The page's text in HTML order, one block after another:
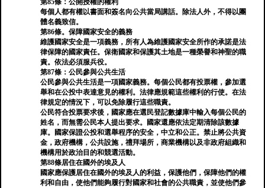
第85條：公開授權的權利
每個人都有權以書面和簽名向公共當局講話。除法人外，不得以團
體名義致信。
第86條。保障國家安全的義務
維護國家安全是一項義務，所有人為維護國家安全所作的承諾是法
律保障的國家責任。保衛國家和保護其土地是一種榮譽和神聖的職
責。依法必須服兵役。
第87條：公民參與公共生活
公民參與公共生活是一項國家義務。每個公民都有投票權，參加選
舉和在公投中表達意見的權利。法律應規範這些權利的行使。在法
律規定的情況下，可以免除履行這些職責。
公民符合投票要求後，國家應在選民登記數據庫中輸入每個公民的
姓名，而無需公民本人提出要求。國家還應依法定期清除該數據
庫。國家保證公投和選舉程序的安全，中立和公正。禁止將公共資
金，政府機構，公共設施，禮拜場所，商業機構以及非政府組織和
機構用於政治目的和競選活動。
第88條居住在國外的埃及人
國家應保護居住在國外的埃及人的利益，保護他們，保障他們的權
利和自由，使他們能夠履行對國家和社會的公共職責，並使他們參